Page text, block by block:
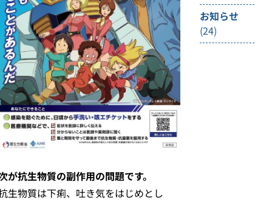
が抗生物質の副作用の問題です。
生物質は下痢、吐き気をはじめとし
お知らせ
(24)